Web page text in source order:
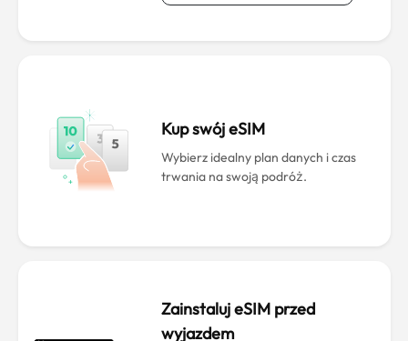
Kup swój eSIM
Wybierz idealny plan danych i czas
trwania na swoją podróż.
Zainstaluj eSIM przed
wyjazdem